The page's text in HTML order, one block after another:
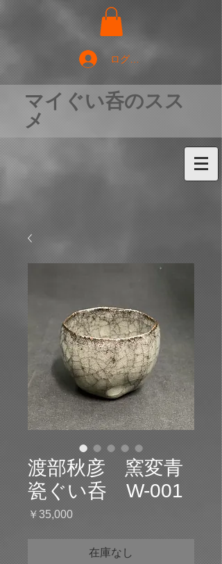
ログイン
マイぐい呑のスス
メ
渡部秋彦 窯変青
瓷ぐい呑 W-001
￥35,000価
在庫なし